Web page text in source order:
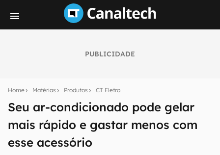
PUBLICIDADE
Home Matérias Produtos CT Eletro
Seu ar-condicionado pode gelar
mais rápido e gastar menos com
esse acessório
notícias e reviews sobre tecnologia em primeira
E-mail